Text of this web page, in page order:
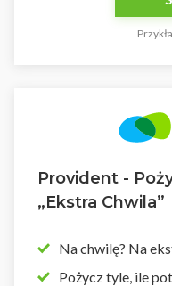
Provident -
„Ekstra Chwila”
Na chwilę? Na
Pożycz tyle, ile